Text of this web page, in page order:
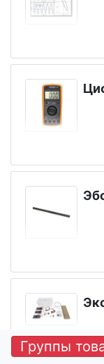
Группы